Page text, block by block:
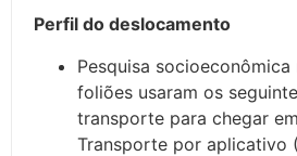
Perfil do deslocamento
Pesquisa
foliões usaram os
transporte para chegar
Transporte por aplicativo